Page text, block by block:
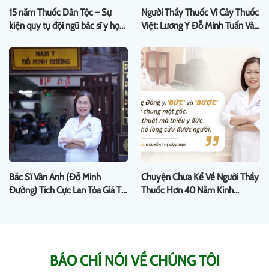
15 năm Thuốc Dân Tộc – Sự
kiện quy tụ đội ngũ bác sĩ y học
Người Thầy Thuốc Vì Cây Thuốc
Việt: Lương Y Đỗ Minh Tuấn Và
Bác Sĩ Vân Anh (Đỗ Minh
Đường) Tích Cực Lan Tỏa Giá Trị
Chuyện Chưa Kể Về Người Thầy
Thuốc Hơn 40 Năm Kinh
BÁO CHÍ NÓI VỀ CHÚNG TÔI